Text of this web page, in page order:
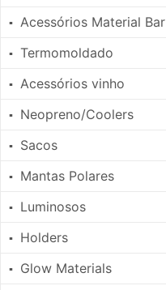
▪ Acessórios Material Bar
▪ Termomoldado
▪ Acessórios vinho
▪ Neopreno/Coolers
▪ Sacos
▪ Mantas Polares
▪ Luminosos
▪ Holders
▪ Glow Materials